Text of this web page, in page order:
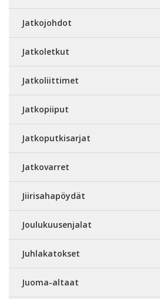
Jatkojohdot
Jatkoletkut
Jatkoliittimet
Jatkopiiput
Jatkoputkisarjat
Jatkovarret
Jiirisahapöydät
Joulukuusenjalat
Juhlakatokset
Juoma-altaat